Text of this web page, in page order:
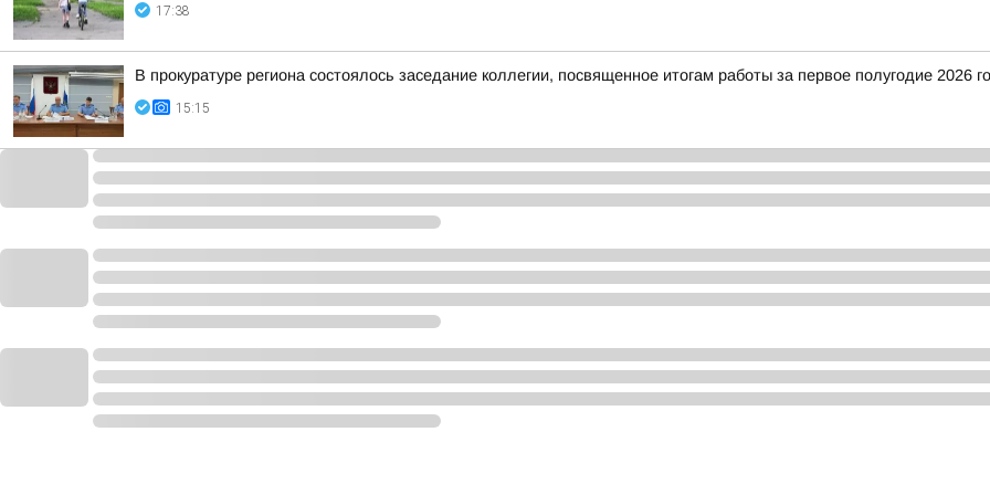
17:38
В прокуратуре региона состоялось заседание коллегии, посвященное итогам работы за первое полугодие 2026
15:15